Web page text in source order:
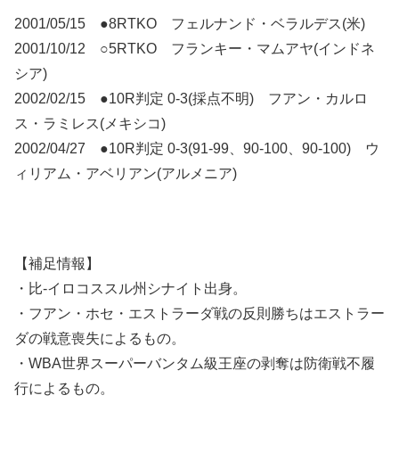
2001/05/15 ●8RTKO フェルナンド・ベラルデス(米)
2001/10/12 ○5RTKO フランキー・マムアヤ(インドネ
シア)
2002/02/15 ●10R判定 0-3(採点不明) フアン・カルロ
ス・ラミレス(メキシコ)
2002/04/27 ●10R判定 0-3(91-99、90-100、90-100) ウ
ィリアム・アベリアン(アルメニア)
【補足情報】
・比-イロコススル州シナイト出身。
・フアン・ホセ・エストラーダ戦の反則勝ちはエストラー
ダの戦意喪失によるもの。
・WBA世界スーパーバンタム級王座の剥奪は防衛戦不履
行によるもの。